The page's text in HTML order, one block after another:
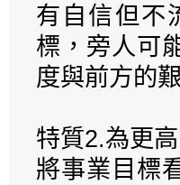
有自信但不
標，旁人可
度與前方的
特質2.為更
將事業目標